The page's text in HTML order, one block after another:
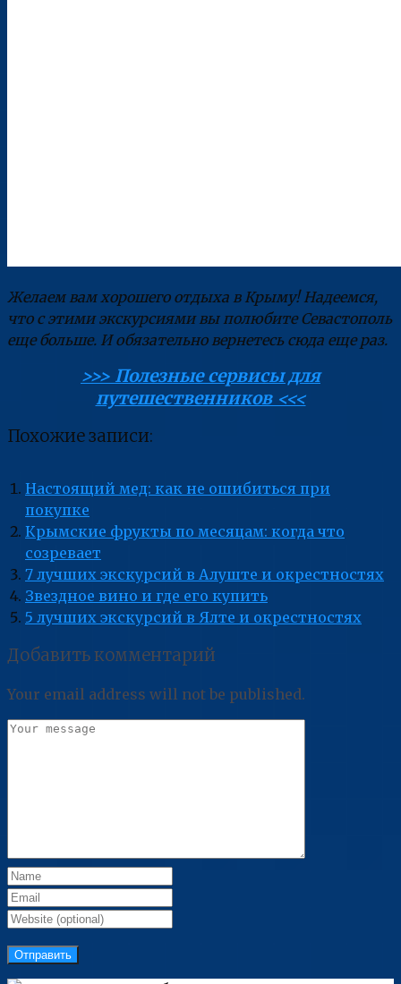
Желаем вам хорошего отдыха в Крыму! Надеемся,
что с этими экскурсиями вы полюбите Севастополь
еще больше. И обязательно вернетесь сюда еще раз.
>>> Полезные сервисы для
путешественников <<<
Похожие записи:
Настоящий мед: как не ошибиться при
покупке
Крымские фрукты по месяцам: когда что
созревает
7 лучших экскурсий в Алуште и окрестностях
Звездное вино и где его купить
5 лучших экскурсий в Ялте и окрестностях
Добавить комментарий
Your email address will not be published.